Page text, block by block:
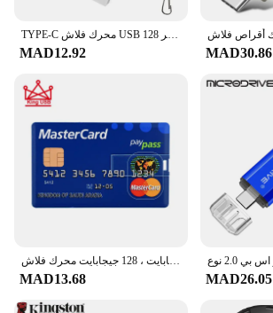
TYPE-C محرك فلاش USB 128 جيجابايت القدرة الحقيقية محرك القلم 64 جيجابايت مفتاح مجاني سلسلة الذاكرة عصا الأعمال الإبداعية الأحمر U القرص الأزرق 32 جرام
MAD12.92 MAD30.86
سلسلة بطاقات البنك ، 4 جيجابايت ، 8 جيجابايت ، 16 جيجابايت ، 32 جيجابايت ، 64 جيجابايت ، 128 جيجابايت محرك فلاش USB ، مفتاح السيارة ، محرك أقراص U
MAD13.68 MAD26.05